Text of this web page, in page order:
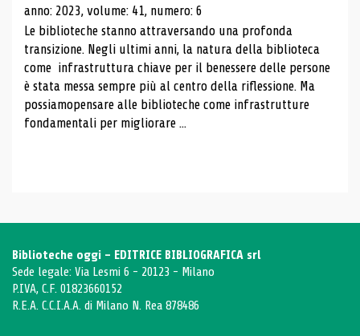
anno: 2023, volume: 41, numero: 6
Le biblioteche stanno attraversando una profonda
transizione. Negli ultimi anni, la natura della biblioteca
come infrastruttura chiave per il benessere delle persone
è stata messa sempre più al centro della riflessione. Ma
possiamopensare alle biblioteche come infrastrutture
fondamentali per migliorare ...
Biblioteche oggi - EDITRICE BIBLIOGRAFICA srl
Sede legale: Via Lesmi 6 - 20123 - Milano
P.IVA, C.F. 01823660152
R.E.A. C.C.I.A.A. di Milano N. Rea 878486